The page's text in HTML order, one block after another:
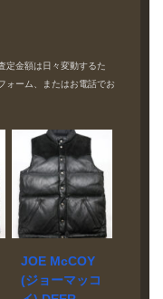
定金額は日々変動するた
ォーム、またはお電話でお
JOE McCOY
(ジョーマッコ